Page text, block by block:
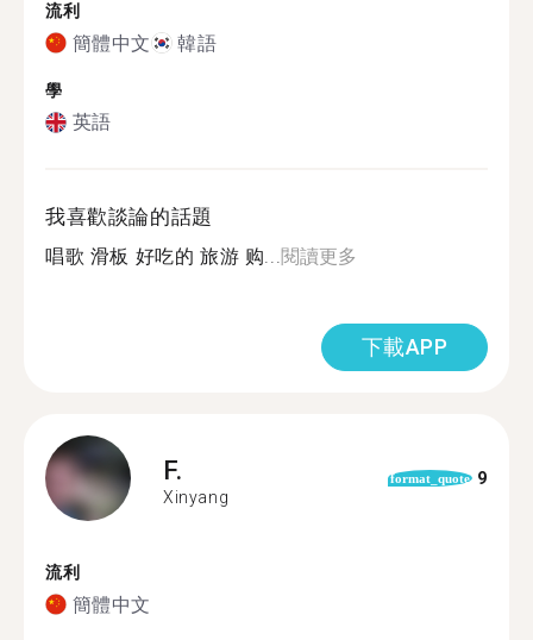
流利
簡體中文 韓語
學
英語
我喜歡談論的話題
唱歌 滑板 好吃的 旅游 购...閱讀更多
下載APP
F.
Xinyang
format_quote 9
流利
簡體中文